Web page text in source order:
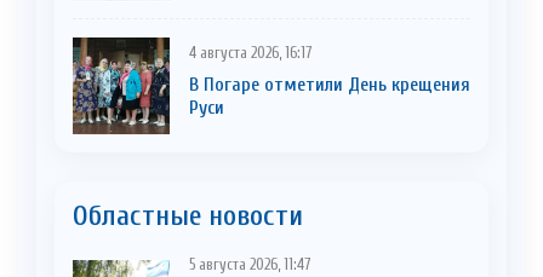
4 августа 2026, 16:17
В Погаре отметили День крещения
Руси
Областные новости
5 августа 2026, 11:47